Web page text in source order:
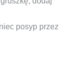
posyp przez